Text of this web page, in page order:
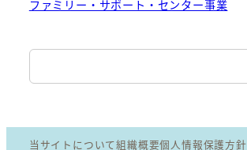
ファミリー・サポート・センター事業
検
索
当サイトについて組織概要個人情報保護方針